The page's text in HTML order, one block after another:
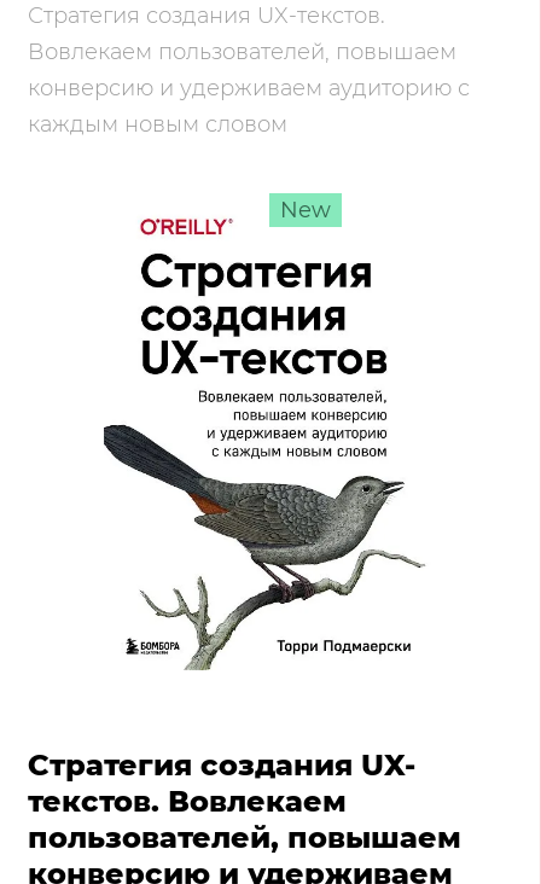
Стратегия создания UX-текстов.
Вовлекаем пользователей, повышаем
конверсию и удерживаем аудиторию с
каждым новым словом
New
Стратегия создания UX-
текстов. Вовлекаем
пользователей, повышаем
конверсию и удерживаем